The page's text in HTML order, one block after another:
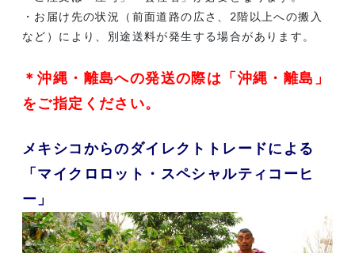
・お届け先の状況（前面道路の広さ、2階以上への搬入
など）により、別途送料が発生する場合があります。
＊沖縄・離島への発送の際は「沖縄・離島」
をご指定ください。
メキシコからのダイレクトトレードによる
「マイクロロット・スペシャルティコーヒ
ー」